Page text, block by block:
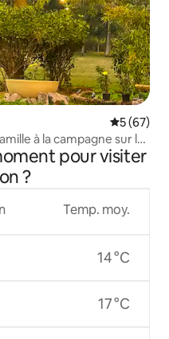
5 (67)
à la campagne sur le
pour visiter
?
Temp. moy.
14 °C
17 °C